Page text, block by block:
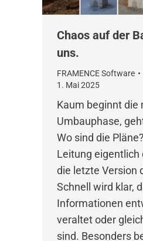
Chaos auf der
uns.
FRAMENCE Software
1. Mai 2025
Kaum beginnt die
Umbauphase,
Wo sind die
Leitung
die letzte Version
Schnell wird klar,
Informationen
veraltet oder
sind. Besonders